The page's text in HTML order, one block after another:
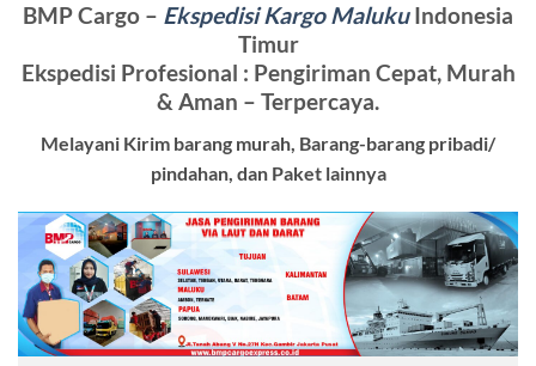
BMP Cargo – Ekspedisi Kargo MalukuIndonesia
Timur
Ekspedisi Profesional : Pengiriman Cepat, Murah
& Aman – Terpercaya.
Melayani Kirim barang murah, Barang-barang pribadi/
pindahan, dan Paket lainnya